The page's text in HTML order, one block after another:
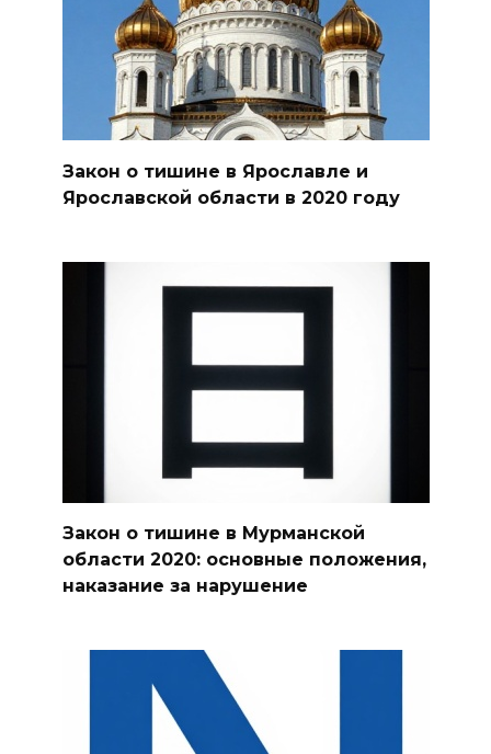
Закон о тишине в Ярославле и
Ярославской области в 2020 году
Закон о тишине в Мурманской
области 2020: основные положения,
наказание за нарушение